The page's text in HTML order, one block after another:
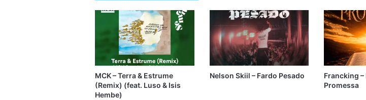
MCK – Terra & Estrume
(Remix) (feat. Luso & Isis
Hembe)
Nelson Skiil – Fardo Pesado
Francking –
Promessa